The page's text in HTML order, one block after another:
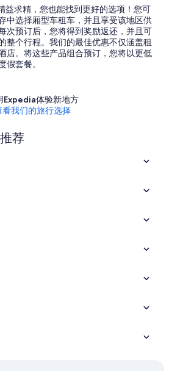
益求精，您也能找到更好的选项！您可
中选择厢型车租车，并且享受该地区供
次预订后，您将得到奖励返还，并且可
整个行程。我们的最佳优惠不仅涵盖租
店。将这些产品组合预订，您将以更低
假套餐。
Expedia体验新地方
看我们的旅行选择
荐